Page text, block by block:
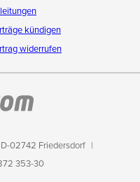
kündigen
widerrufen
D-02742 Friedersdorf
353-30